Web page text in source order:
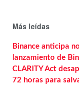
Más leídas
Binance anticipa
lanzamiento de
CLARITY Act
72 horas para